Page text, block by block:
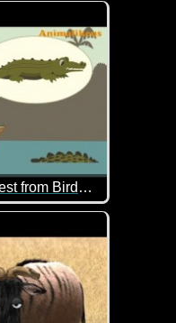
Zebra version. Wildebeest from Birdbox Studio. Fake news
schon mit anderen